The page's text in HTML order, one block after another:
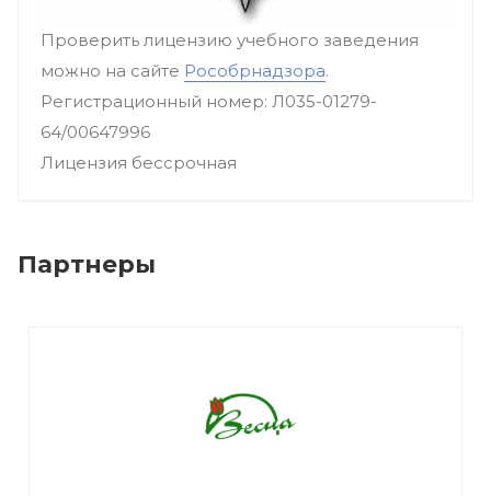
Проверить лицензию учебного заведения
можно на сайте Рособрнадзора.
Регистрационный номер: Л035-01279-
64/00647996
Лицензия бессрочная
Партнеры